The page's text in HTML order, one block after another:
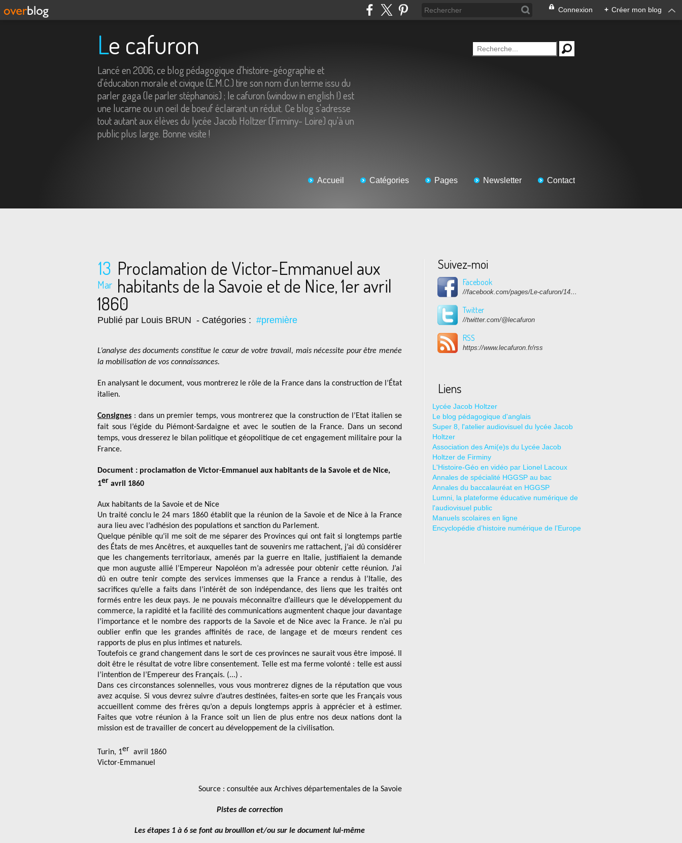
Connexion + Créer mon blog
Le cafuron
Lancé en 2006, ce blog pédagogique d'histoire-géographie et
d'éducation morale et civique (E.M.C.) tire son nom d'un terme issu du
parler gaga (le parler stéphanois) ; le cafuron (window in english !) est
une lucarne ou un oeil de boeuf éclairant un réduit. Ce blog s'adresse
tout autant aux élèves du lycée Jacob Holtzer (Firminy- Loire) qu'à un
public plus large. Bonne visite !
Accueil Catégories Pages Newsletter Contact
13
Mar
Proclamation de Victor-Emmanuel aux
habitants de la Savoie et de Nice, 1er avril
1860
Publié par Louis BRUN - Catégories : #première
L’analyse des documents constitue le cœur de votre travail, mais nécessite pour être menée
la mobilisation de vos connaissances.
En analysant le document, vous montrerez le rôle de la France dans la construction de l’État
italien.
Consignes : dans un premier temps, vous montrerez que la construction de l’Etat italien se
fait sous l’égide du Piémont-Sardaigne et avec le soutien de la France. Dans un second
temps, vous dresserez le bilan politique et géopolitique de cet engagement militaire pour la
France.
Document : proclamation de Victor-Emmanuel aux habitants de la Savoie et de Nice,
1er avril 1860
Aux habitants de la Savoie et de Nice
Un traité conclu le 24 mars 1860 établit que la réunion de la Savoie et de Nice à la France
aura lieu avec l’adhésion des populations et sanction du Parlement.
Quelque pénible qu’il me soit de me séparer des Provinces qui ont fait si longtemps partie
des États de mes Ancêtres, et auxquelles tant de souvenirs me rattachent, j’ai dû considérer
que les changements territoriaux, amenés par la guerre en Italie, justifiaient la demande
que mon auguste allié l’Empereur Napoléon m’a adressée pour obtenir cette réunion. J’ai
dû en outre tenir compte des services immenses que la France a rendus à l’Italie, des
sacrifices qu’elle a faits dans l’intérêt de son indépendance, des liens que les traités ont
formés entre les deux pays. Je ne pouvais méconnaître d’ailleurs que le développement du
commerce, la rapidité et la facilité des communications augmentent chaque jour davantage
l’importance et le nombre des rapports de la Savoie et de Nice avec la France. Je n’ai pu
oublier enfin que les grandes affinités de race, de langage et de mœurs rendent ces
rapports de plus en plus intimes et naturels.
Toutefois ce grand changement dans le sort de ces provinces ne saurait vous être imposé. Il
doit être le résultat de votre libre consentement. Telle est ma ferme volonté : telle est aussi
l’intention de l’Empereur des Français. (...) .
Dans ces circonstances solennelles, vous vous montrerez dignes de la réputation que vous
avez acquise. Si vous devrez suivre d’autres destinées, faites-en sorte que les Français vous
accueillent comme des frères qu’on a depuis longtemps appris à apprécier et à estimer.
Faites que votre réunion à la France soit un lien de plus entre nos deux nations dont la
mission est de travailler de concert au développement de la civilisation.
Turin, 1er avril 1860
Victor-Emmanuel
Source : consultée aux Archives départementales de la Savoie
Pistes de correction
Les étapes 1 à 6 se font au brouillon et/ou sur le document lui-même
Suivez-moi
Facebook
//facebook.com/pages/Le-cafuron/1415682768741632
Twitter
//twitter.com/@lecafuron
RSS
https://www.lecafuron.fr/rss
Liens
Lycée Jacob Holtzer
Le blog pédagogique d'anglais
Super 8, l'atelier audiovisuel du lycée Jacob
Holtzer
Association des Ami(e)s du Lycée Jacob
Holtzer de Firminy
L'Histoire-Géo en vidéo par Lionel Lacoux
Annales de spécialité HGGSP au bac
Annales du baccalauréat en HGGSP
Lumni, la plateforme éducative numérique de
l'audiovisuel public
Manuels scolaires en ligne
Encyclopédie d’histoire numérique de l’Europe